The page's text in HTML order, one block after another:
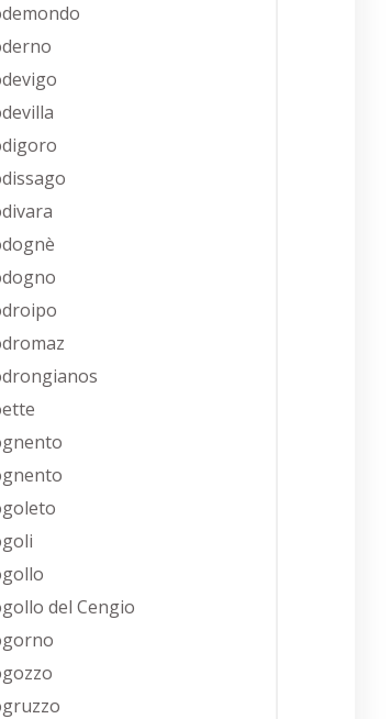
del Cengio